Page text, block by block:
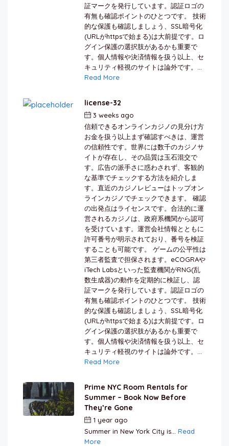
証マークを発行しています。認証ロゴの
有無も確認ポイントのひとつです。 技術
的な保護も確認しましょう、SSL暗号化
(URLがhttpsで始まる)は大前提です。ロ
グイン保護の選択肢があるかも重要で
す。個人情報や決済情報を扱う以上、セ
キュリティ軽視のサイトは論外です。...
Read More
license-32
3 weeks ago
信頼できるオンラインカジノの見分け方
お金を扱う以上まず確認すべきは、運営
の信頼性です。世界には数千のカジノサ
イトが存在し、その品質は玉石混交で
す。広告の派手さに惑わされず、客観的
な基準でチェックする方法を紹介しま
す。直近のカジノレビューはトップオン
ラインカジノでチェックできます。 確認
の出発点はライセンスです。合法的に運
営されるカジノは、政府系機関から認可
を受けています。運営会社情報とともに
許可番号が明示されており、番号を検証
することも可能です。 ゲームの公平性は
第三者監査で担保されます。eCOGRAや
iTech Labsといった監査機関がRNG(乱
数生成器)の動作を定期的に検証し、認
証マークを発行しています。認証ロゴの
有無も確認ポイントのひとつです。 技術
的な保護も確認しましょう、SSL暗号化
(URLがhttpsで始まる)は大前提です。ロ
グイン保護の選択肢があるかも重要で
す。個人情報や決済情報を扱う以上、セ
キュリティ軽視のサイトは論外です。...
Read More
Prime NYC Room Rentals for
Summer – Book Now Before
They’re Gone
1 year ago
Summer in New York City is... Read
More